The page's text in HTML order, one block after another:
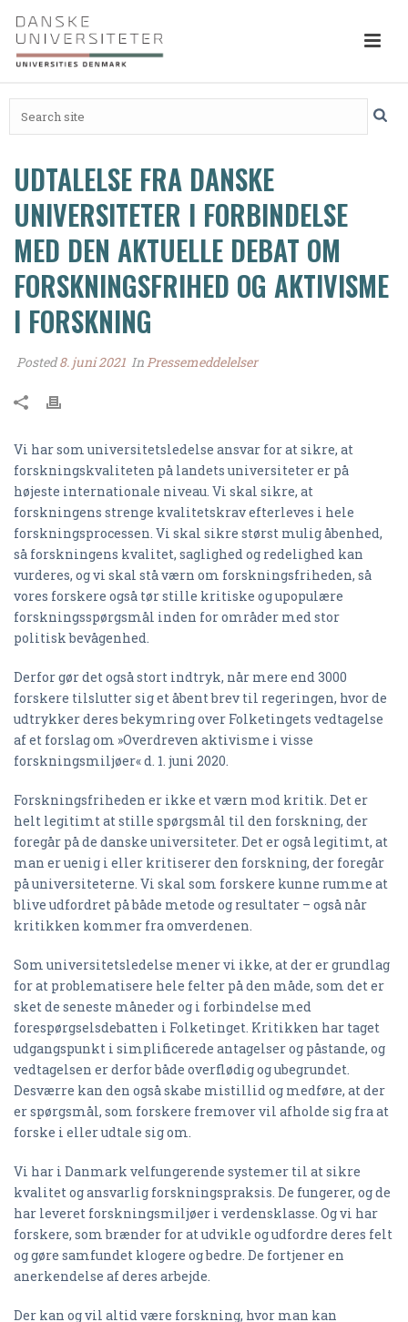
UDTALELSE FRA DANSKE
UNIVERSITETER I FORBINDELSE
MED DEN AKTUELLE DEBAT OM
FORSKNINGSFRIHED OG AKTIVISME
I FORSKNING
Posted8. juni 2021 InPressemeddelelser
Vi har som universitetsledelse ansvar for at sikre, at
forskningskvaliteten på landets universiteter er på
højeste internationale niveau. Vi skal sikre, at
forskningens strenge kvalitetskrav efterleves i hele
forskningsprocessen. Vi skal sikre størst mulig åbenhed,
så forskningens kvalitet, saglighed og redelighed kan
vurderes, og vi skal stå værn om forskningsfriheden, så
vores forskere også tør stille kritiske og upopulære
forskningsspørgsmål inden for områder med stor
politisk bevågenhed.
Derfor gør det også stort indtryk, når mere end 3000
forskere tilslutter sig et åbent brev til regeringen, hvor de
udtrykker deres bekymring over Folketingets vedtagelse
af et forslag om »Overdreven aktivisme i visse
forskningsmiljøer« d. 1. juni 2020.
Forskningsfriheden er ikke et værn mod kritik. Det er
helt legitimt at stille spørgsmål til den forskning, der
foregår på de danske universiteter. Det er også legitimt, at
man er uenig i eller kritiserer den forskning, der foregår
på universiteterne. Vi skal som forskere kunne rumme at
blive udfordret på både metode og resultater – også når
kritikken kommer fra omverdenen.
Som universitetsledelse mener vi ikke, at der er grundlag
for at problematisere hele felter på den måde, som det er
sket de seneste måneder og i forbindelse med
forespørgselsdebatten i Folketinget. Kritikken har taget
udgangspunkt i simplificerede antagelser og påstande, og
vedtagelsen er derfor både overflødig og ubegrundet.
Desværre kan den også skabe mistillid og medføre, at der
er spørgsmål, som forskere fremover vil afholde sig fra at
forske i eller udtale sig om.
Vi har i Danmark velfungerende systemer til at sikre
kvalitet og ansvarlig forskningspraksis. De fungerer, og de
har leveret forskningsmiljøer i verdensklasse. Og vi har
forskere, som brænder for at udvikle og udfordre deres felt
og gøre samfundet klogere og bedre. De fortjener en
anerkendelse af deres arbejde.
Der kan og vil altid være forskning, hvor man kan